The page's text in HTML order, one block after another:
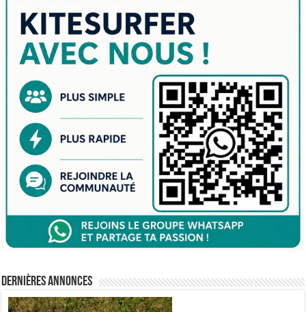
Dernières annonces